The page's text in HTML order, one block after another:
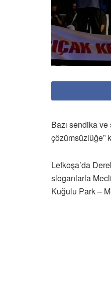
Bazı sendika
çözümsüzlüğe”
Lefkoşa’da
sloganlarla
Kuğulu Park –